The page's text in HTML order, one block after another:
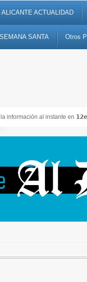
ALICANTE ACTUALIDAD
SEMANA SANTA Otros
información al instante en